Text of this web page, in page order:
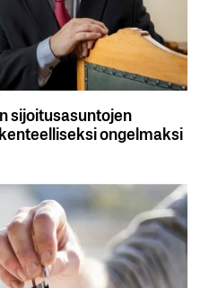
sijoitusasuntojen
ongelmaksi